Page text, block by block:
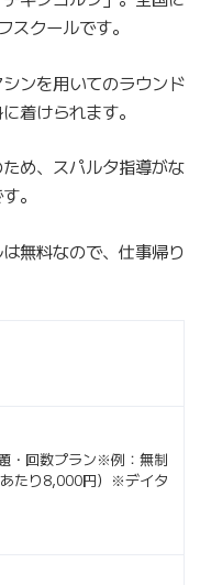
クールです。
ンを用いてのラウンド
着けられます。
め、スパルタ指導がな
。
無料なので、仕事帰り
・回数プラン※例：無制
たり8,000円）※デイタ